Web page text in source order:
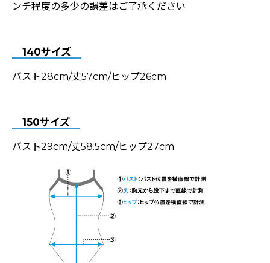
ンチ程度の多少の誤差はご了承ください
140サイズ
バスト28cm/丈57cm/ヒップ26cm
150サイズ
バスト29cm/丈58.5cm/ヒップ27cm